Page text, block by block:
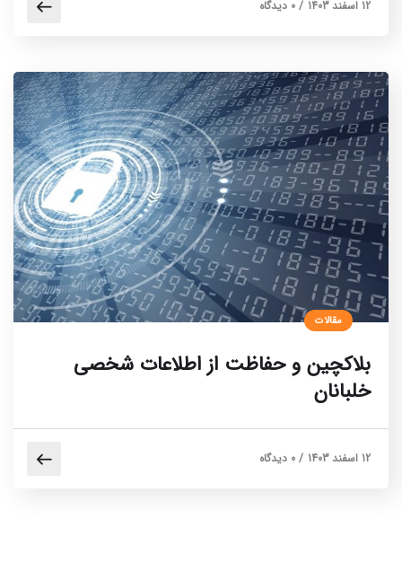
12 اسفند 1403 / 0 دیدگاه
مقالات
بلاکچین و حفاظت از اطلاعات شخصی
خلبانان
12 اسفند 1403 / 0 دیدگاه